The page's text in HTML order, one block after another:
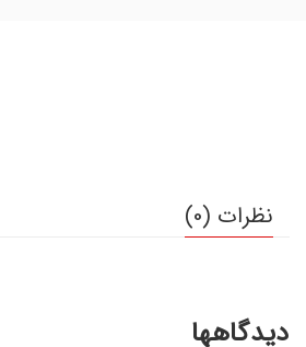
نظرات (0)
دیدگاهها